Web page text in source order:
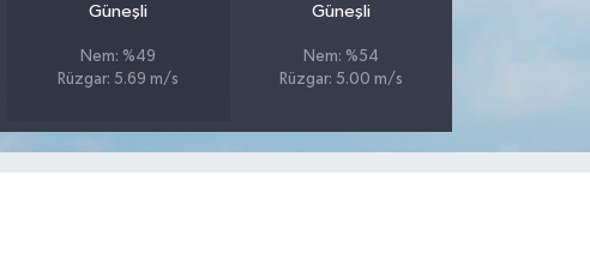
Güneşli
Nem: %49
Rüzgar: 5.69 m/s
Güneşli
Nem: %54
Rüzgar: 5.00 m/s